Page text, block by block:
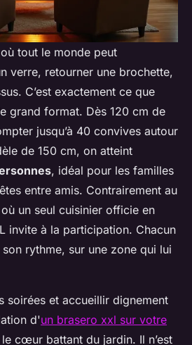
tout le monde peut
verre, retourner une brochette,
C’est exactement ce que
grand format. Dès 120 cm de
jusqu’à 40 convives autour
de 150 cm, on atteint
, idéal pour les familles
entre amis. Contrairement au
un seul cuisinier officie en
invite à la participation. Chacun
rythme, sur une zone qui lui
soirées et accueillir dignement
d'un brasero xxl sur votre
cœur battant du jardin. Il n’est